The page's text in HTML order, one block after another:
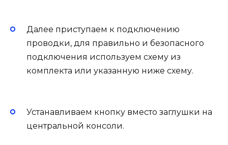
Далее приступаем к подключению
проводки, для правильно и безопасного
подключения используем схему из
комплекта или указанную ниже схему.
Устанавливаем кнопку вместо заглушки на
центральной консоли.